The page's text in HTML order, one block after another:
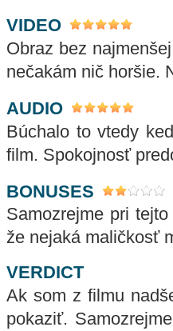
VIDEO
Obraz bez
nečakám nič horšie.
AUDIO
Búchalo to vtedy
film. Spokojnosť
BONUSES
Samozrejme pri
že nejaká maličkosť
VERDICT
Ak som z filmu
pokaziť.